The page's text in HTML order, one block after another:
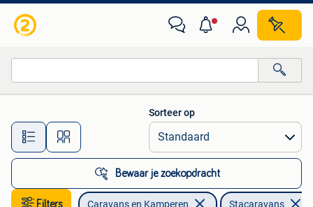
Alle afstanden…
Sorteer op
Bewaar je zoekopdracht
Filters Caravans en Kamperen Stacaravans